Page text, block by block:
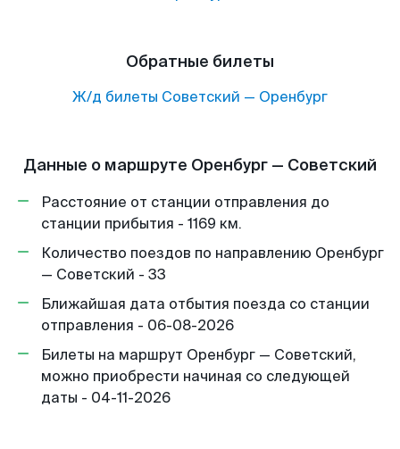
Обратные билеты
Ж/д билеты Советский — Оренбург
Данные о маршруте Оренбург — Советский
Расстояние от станции отправления до
станции прибытия - 1169 км.
Количество поездов по направлению Оренбург
— Советский - 33
Ближайшая дата отбытия поезда со станции
отправления - 06-08-2026
Билеты на маршрут Оренбург — Советский,
можно приобрести начиная со следующей
даты - 04-11-2026